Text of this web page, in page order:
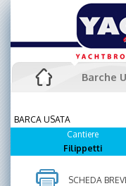
Barche
BARCA USATA
Cantiere
Filippetti
SCHEDA